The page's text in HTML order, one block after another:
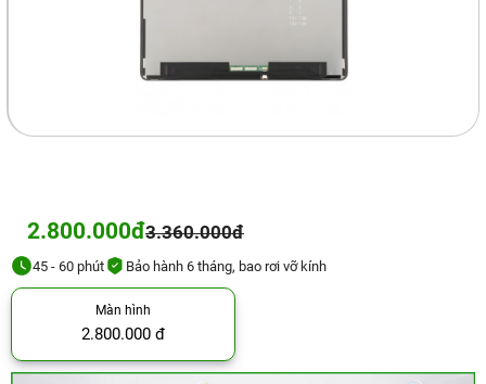
2.800.000đ3.360.000đ
45 - 60 phút Bảo hành 6 tháng, bao rơi vỡ kính
Màn hình
2.800.000 đ